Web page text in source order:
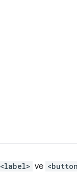
<label> ve